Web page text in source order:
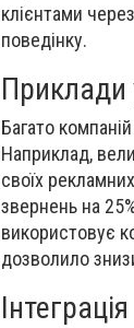
клієнтами
поведінку.
Приклади
Багато
Наприклад,
своїх
звернень на
використовує
дозволило